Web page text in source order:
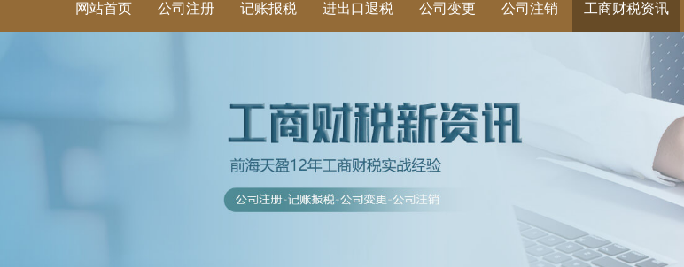
网站首页 公司注册 记账报税 进出口退税 公司变更 公司注销 工商财税资讯